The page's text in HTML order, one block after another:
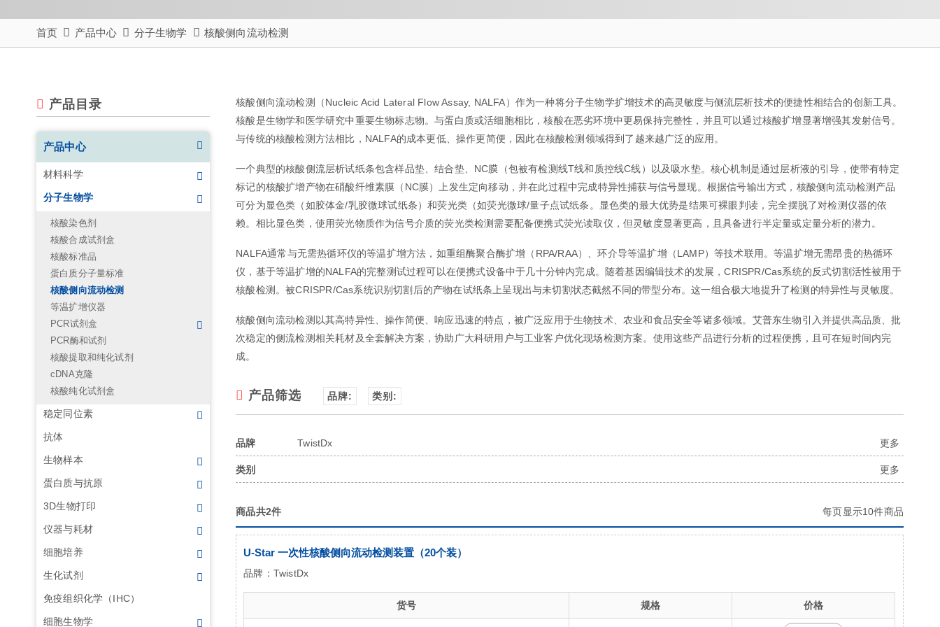
首页 产品中心 分子生物学 核酸侧向流动检测
产品目录
产品中心
材料科学
分子生物学
核酸染色剂
核酸合成试剂盒
核酸标准品
蛋白质分子量标准
核酸侧向流动检测
等温扩增仪器
PCR试剂盒
PCR酶和试剂
核酸提取和纯化试剂
cDNA克隆
核酸纯化试剂盒
稳定同位素
抗体
生物样本
蛋白质与抗原
3D生物打印
仪器与耗材
细胞培养
生化试剂
免疫组织化学（IHC）
细胞生物学
核酸侧向流动检测（Nucleic Acid Lateral Flow Assay, NALFA）作为一种将分子生物学扩增技术的高灵敏度与侧流层析技术的便捷性相结合的创新工具。
核酸是生物学和医学研究中重要生物标志物。与蛋白质或活细胞相比，核酸在恶劣环境中更易保持完整性，并且可以通过核酸扩增显著增强其发射信号。
与传统的核酸检测方法相比，NALFA的成本更低、操作更简便，因此在核酸检测领域得到了越来越广泛的应用。
一个典型的核酸侧流层析试纸条包含样品垫、结合垫、NC膜（包被有检测线T线和质控线C线）以及吸水垫。核心机制是通过层析液的引导，使带有特定
标记的核酸扩增产物在硝酸纤维素膜（NC膜）上发生定向移动，并在此过程中完成特异性捕获与信号显现。根据信号输出方式，核酸侧向流动检测产品
可分为显色类（如胶体金/乳胶微球试纸条）和荧光类（如荧光微球/量子点试纸条。显色类的最大优势是结果可裸眼判读，完全摆脱了对检测仪器的依
赖。相比显色类，使用荧光物质作为信号介质的荧光类检测需要配备便携式荧光读取仪，但灵敏度显著更高，且具备进行半定量或定量分析的潜力。
NALFA通常与无需热循环仪的等温扩增方法，如重组酶聚合酶扩增（RPA/RAA）、环介导等温扩增（LAMP）等技术联用。等温扩增无需昂贵的热循环
仪，基于等温扩增的NALFA的完整测试过程可以在便携式设备中于几十分钟内完成。随着基因编辑技术的发展，CRISPR/Cas系统的反式切割活性被用于
核酸检测。被CRISPR/Cas系统识别切割后的产物在试纸条上呈现出与未切割状态截然不同的带型分布。这一组合极大地提升了检测的特异性与灵敏度。
核酸侧向流动检测以其高特异性、操作简便、响应迅速的特点，被广泛应用于生物技术、农业和食品安全等诸多领域。艾普东生物引入并提供高品质、批
次稳定的侧流检测相关耗材及全套解决方案，协助广大科研用户与工业客户优化现场检测方案。使用这些产品进行分析的过程便携，且可在短时间内完
成。
产品筛选 品牌: 类别:
品牌 TwistDx 更多
类别 更多
商品共2件 每页显示10件商品
U-Star 一次性核酸侧向流动检测装置（20个装）
品牌： TwistDx
货号 规格 价格